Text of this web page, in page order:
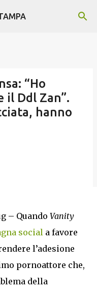
“Ho
il Ddl Zan”.
hanno
– Quando Vanity
social a favore
l’adesione
pornoattore che,
della